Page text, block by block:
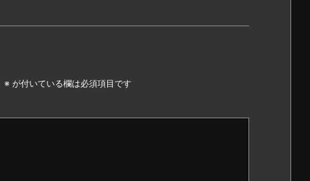
※ が付いている欄は必須項目です